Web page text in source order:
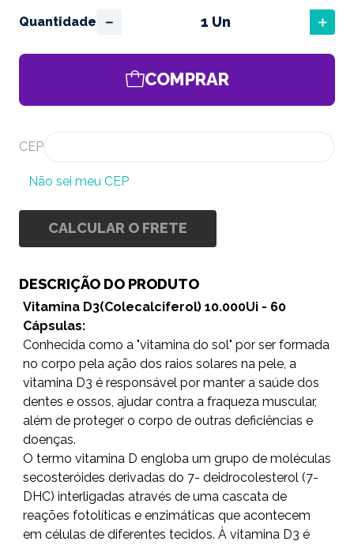
Quantidade ＋
－
COMPRAR
CEP
Não sei meu CEP
CALCULAR O FRETE
DESCRIÇÃO DO PRODUTO
Vitamina D3(Colecalciferol) 10.000Ui - 60
Cápsulas:
Conhecida como a "vitamina do sol" por ser formada
no corpo pela ação dos raios solares na pele, a
vitamina D3 é responsável por manter a saúde dos
dentes e ossos, ajudar contra a fraqueza muscular,
além de proteger o corpo de outras deficiências e
doenças.
O termo vitamina D engloba um grupo de moléculas
secosteróides derivadas do 7- deidrocolesterol (7-
DHC) interligadas através de uma cascata de
reações fotolíticas e enzimáticas que acontecem
em células de diferentes tecidos. À vitamina D3 é